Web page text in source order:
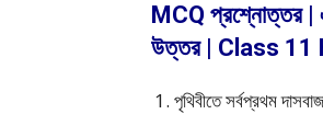
MCQ প্রশ্নোত্তর |
উত্তর | Class
পৃথিবীতে সর্বপ্রথম